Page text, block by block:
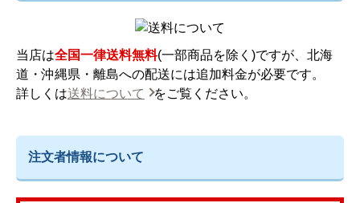
当店は全国一律送料無料(一部商品を除く)ですが、北海
道・沖縄県・離島への配送には追加料金が必要です。
詳しくは送料について をご覧ください。
注文者情報について